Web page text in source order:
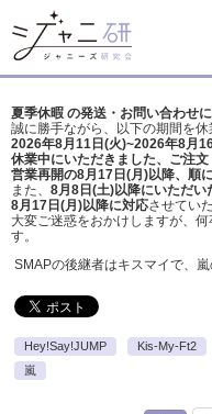
夏季休暇 の発送・お問い合わせ
誠に勝手ながら、以下の期間を休
2026年8月11日(火)~2026年8月
休業中にいただきました、ご注文
営業再開の8月17日(月)以降、順
また、 8月8日(土)以降にいただい
8月17日(月)以降に対応させてい
大変ご迷惑をおかけしますが、 何
す。
SMAPの後継者はキスマイで、
Hey!Say!JUMP Kis-My-Ft2
嵐